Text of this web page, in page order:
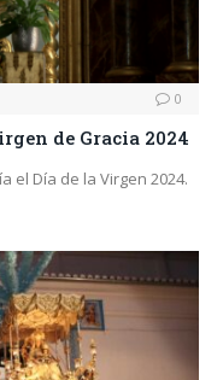
0
de Gracia 2024
el Día de la Virgen 2024.